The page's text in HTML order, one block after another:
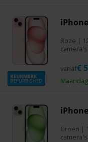
Roze |
Maandag
vanaf€
Groen |